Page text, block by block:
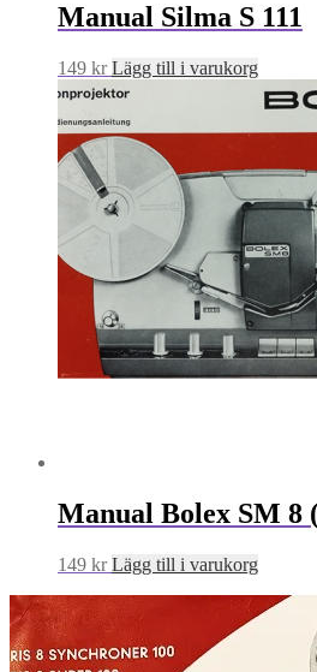
Manual Silma S 111
149 kr Lägg till i varukorg
Manual Bolex SM 8
149 kr Lägg till i varukorg